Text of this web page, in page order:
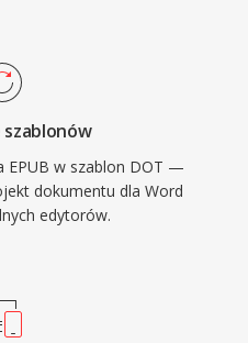
EPUB w szablon DOT —
dokumentu dla Word
edytorów.